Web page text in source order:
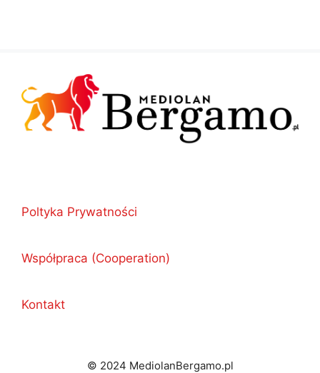
Poltyka Prywatności
Współpraca (Cooperation)
Kontakt
© 2024 MediolanBergamo.pl